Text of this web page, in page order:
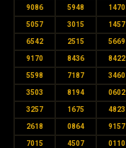
9086 5948 1470
5057 3015 1457
6542 2515 5669
9170 8436 8422
5598 7187 3460
3503 8194 0602
3257 1675 4823
2618 0864 9157
7015 4507 0110